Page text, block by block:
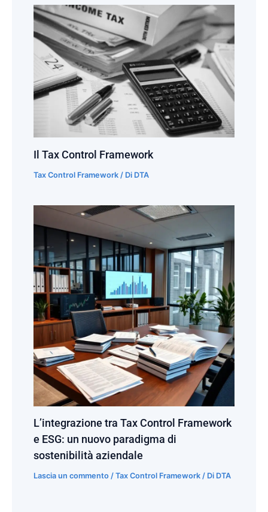
Il Tax Control Framework
Tax Control Framework / Di DTA
L’integrazione tra Tax Control Framework
e ESG: un nuovo paradigma di
sostenibilità aziendale
Lascia un commento /Tax Control Framework / Di DTA